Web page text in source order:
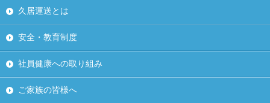
久居運送とは
安全・教育制度
社員健康への取り組み
ご家族の皆様へ